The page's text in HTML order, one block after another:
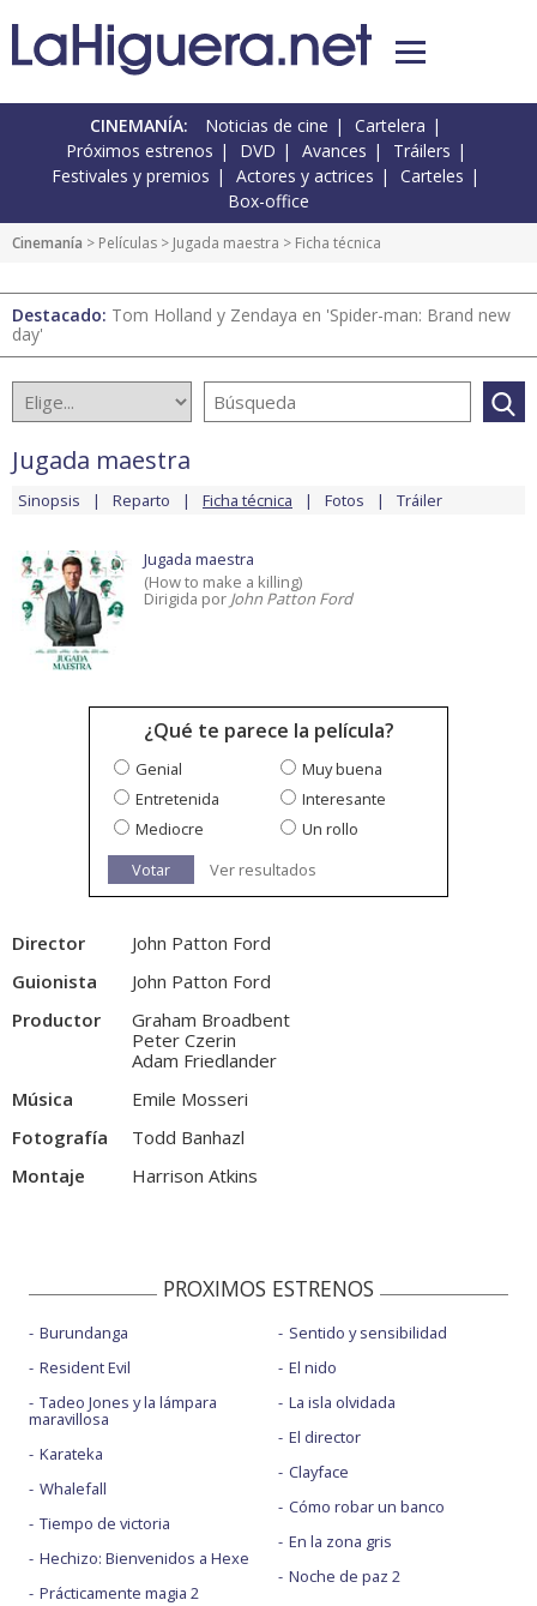
CINEMANÍA: Noticias de cine
Cartelera
Próximos estrenos
DVD Avances
Tráilers
Festivales y premios
Actores y actrices
Carteles
Box-office
Cinemanía > Películas > Jugada maestra > Ficha técnica
Destacado: Tom Holland y Zendaya en 'Spider-man: Brand new
day'
Jugada maestra
Sinopsis Reparto Ficha técnica Fotos Tráiler
Jugada maestra
(How to make a killing)
Dirigida por John Patton Ford
¿Qué te parece la película?
Genial
Muy buena
Entretenida
Interesante
Mediocre
Un rollo
Votar
Ver resultados
Director
John Patton Ford
Guionista
John Patton Ford
Productor
Graham Broadbent
Peter Czerin
Adam Friedlander
Música
Emile Mosseri
Fotografía
Todd Banhazl
Montaje
Harrison Atkins
PROXIMOS ESTRENOS
Burundanga
Resident Evil
Tadeo Jones y la lámpara
maravillosa
Karateka
Whalefall
Tiempo de victoria
Hechizo: Bienvenidos a Hexe
Prácticamente magia 2
Sentido y sensibilidad
El nido
La isla olvidada
El director
Clayface
Cómo robar un banco
En la zona gris
Noche de paz 2